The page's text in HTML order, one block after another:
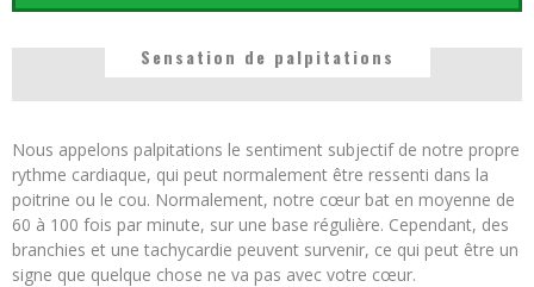
Sensation de palpitations
Nous appelons palpitations le sentiment subjectif de notre propre
rythme cardiaque, qui peut normalement être ressenti dans la
poitrine ou le cou. Normalement, notre cœur bat en moyenne de
60 à 100 fois par minute, sur une base régulière. Cependant, des
branchies et une tachycardie peuvent survenir, ce qui peut être un
signe que quelque chose ne va pas avec votre cœur.